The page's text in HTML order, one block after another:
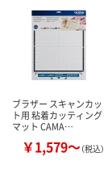
ブラザー スキャンカッ
ト用 粘着カッティング
マット CAMA…
￥1,579～（税込）